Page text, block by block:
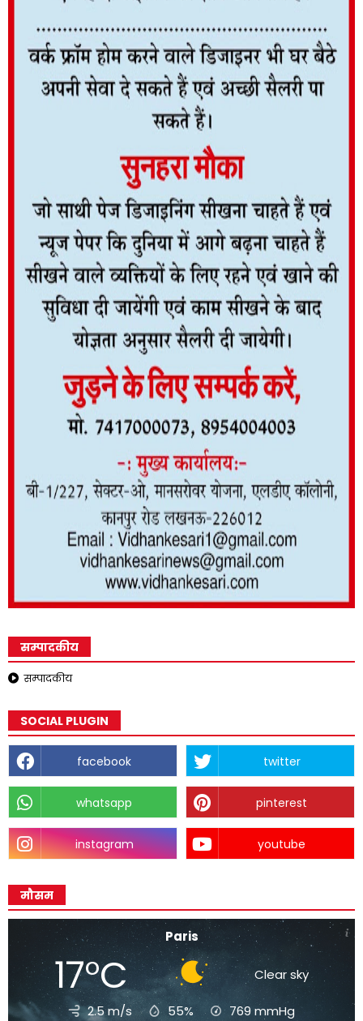
सम्पादकीय
सम्पादकीय
SOCIAL PLUGIN
facebook twitter
whatsapp pinterest
instagram youtube
मौसम
Paris
17°C Clear sky
2.5 m/s 55% 769mmHg